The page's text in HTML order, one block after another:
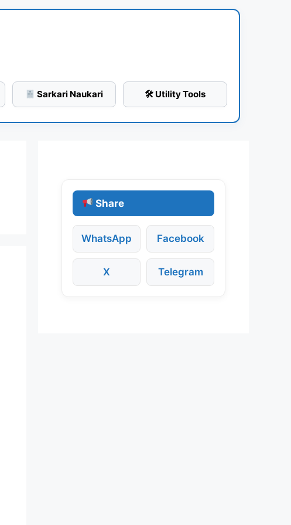
Sarkari Naukari 🛠 Utility Tools
Share
WhatsApp Facebook
X Telegram